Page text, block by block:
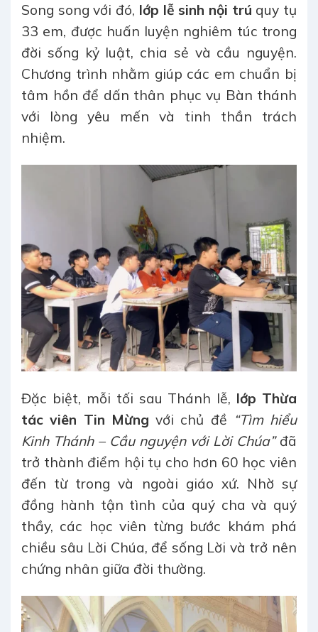
Song song với đó, lớp lễ sinh nội trú quy tụ
33 em, được huấn luyện nghiêm túc trong
đời sống kỷ luật, chia sẻ và cầu nguyện.
Chương trình nhằm giúp các em chuẩn bị
tâm hồn để dấn thân phục vụ Bàn thánh
với lòng yêu mến và tinh thần trách
nhiệm.
Đặc biệt, mỗi tối sau Thánh lễ, lớp Thừa
tác viên Tin Mừng với chủ đề “Tìm hiểu
Kinh Thánh – Cầu nguyện với Lời Chúa”đã
trở thành điểm hội tụ cho hơn 60 học viên
đến từ trong và ngoài giáo xứ. Nhờ sự
đồng hành tận tình của quý cha và quý
thầy, các học viên từng bước khám phá
chiều sâu Lời Chúa, để sống Lời và trở nên
chứng nhân giữa đời thường.